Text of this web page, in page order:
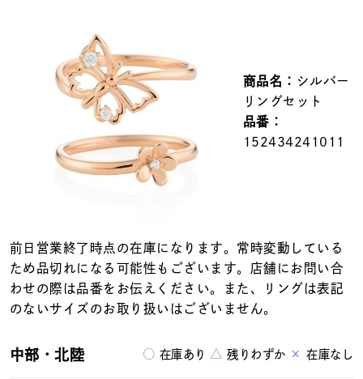
在庫ありのみ すべて表示
商品名： シルバー
リングセット
品番：
152434241011
前日営業終了時点の在庫になります。常時変動している
ため品切れになる可能性もございます。店舗にお問い合
わせの際は品番をお伝えください。また、リングは表記
のないサイズのお取り扱いはございません。
○ 在庫あり △ 残りわずか × 在庫なし
中部・北陸